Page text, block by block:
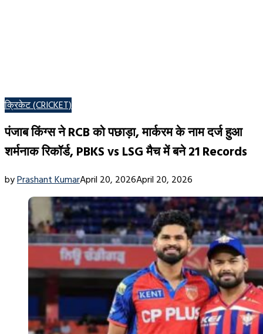
POSTED
क्रिकेट (CRICKET)
पंजाब किंग्स ने RCB को पछाड़ा, मार्करम के नाम दर्ज हुआ
शर्मनाक रिकॉर्ड, PBKS vs LSG मैच में बने 21 Records
byPrashant KumarApril 20, 2026April 20, 2026